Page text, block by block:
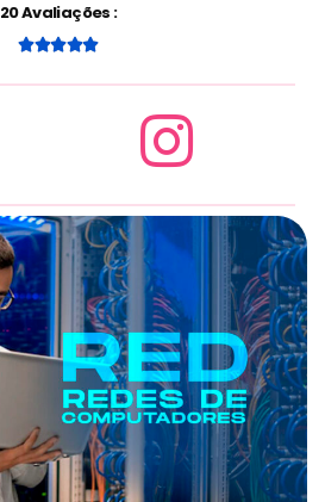
20 Avaliações :
